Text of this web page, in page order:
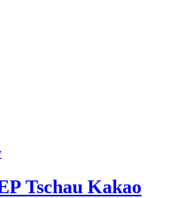
Tschau Kakao